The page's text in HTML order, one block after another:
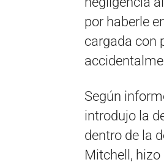
por haberle
cargada con
Según
introdujo la
dentro de la
Mitchell,